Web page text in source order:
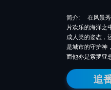
简介:
在风景
片欢乐的海洋之
成人类的姿态，
是城市的守护神
而他亦是索罗亚
追